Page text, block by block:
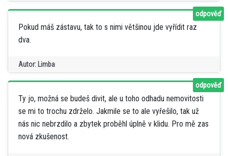
Pokud máš zástavu, tak to s nimi většinou jde vyřídit raz
dva.
Autor: Limba
odpověď
Ty jo, možná se budeš divit, ale u toho odhadu nemovitosti
se mi to trochu zdrželo. Jakmile se to ale vyřešilo, tak už
nás nic nebrzdilo a zbytek proběhl úplně v klidu. Pro mě zas
nová zkušenost.
odpověď